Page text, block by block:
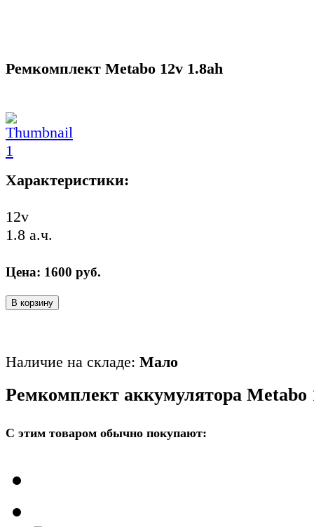
Ремкомплект Metabo 12v 1.8ah
Характеристики:
12v
1.8 а.ч.
Цена: 1600 руб.
В корзину
Наличие на складе: Мало
Ремкомплект аккумулятора Metabo
С этим товаром обычно покупают: